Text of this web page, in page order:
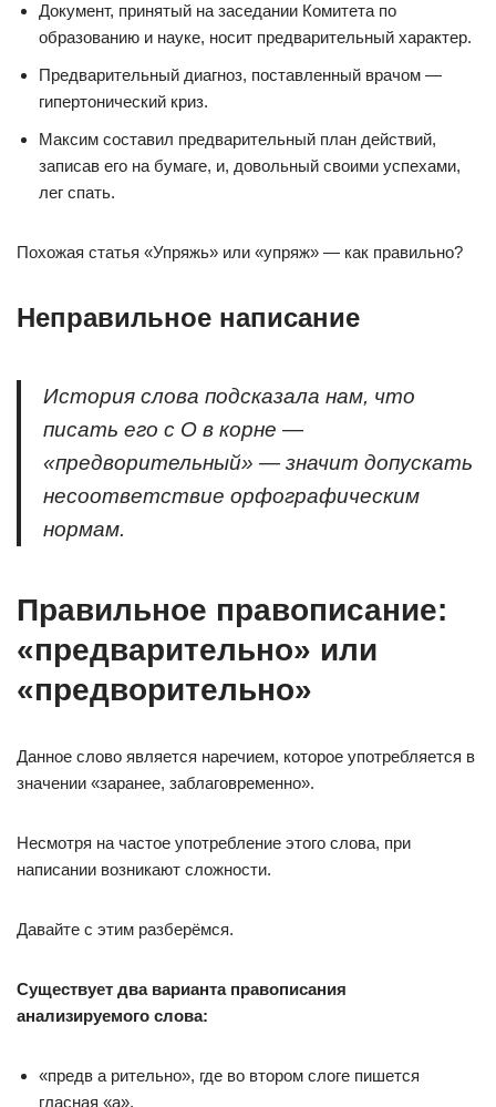
Документ, принятый на заседании Комитета по
образованию и науке, носит предварительный характер.
Предварительный диагноз, поставленный врачом —
гипертонический криз.
Максим составил предварительный план действий,
записав его на бумаге, и, довольный своими успехами,
лег спать.
Похожая статья «Упряжь» или «упряж» — как правильно?
Неправильное написание
История слова подсказала нам, что
писать его с О в корне —
«предворительный» — значит допускать
несоответствие орфографическим
нормам.
Правильное правописание:
«предварительно» или
«предворительно»
Данное слово является наречием, которое употребляется в
значении «заранее, заблаговременно».
Несмотря на частое употребление этого слова, при
написании возникают сложности.
Давайте с этим разберёмся.
Существует два варианта правописания
анализируемого слова:
«предв а рительно», где во втором слоге пишется
гласная «а»,